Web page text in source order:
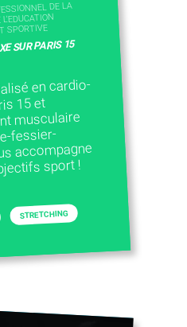
DE LA
SPORTIVE
SUR PARIS 15
en cardio-
15 et
musculaire
fessier-
accompagne
sport !
STRETCHING